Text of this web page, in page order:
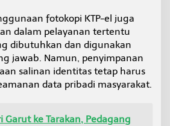
fotokopi KTP-el juga
dalam pelayanan tertentu
dibutuhkan dan digunakan
jawab. Namun, penyimpanan
salinan identitas tetap harus
data pribadi masyarakat.
Garut ke Tarakan, Pedagang